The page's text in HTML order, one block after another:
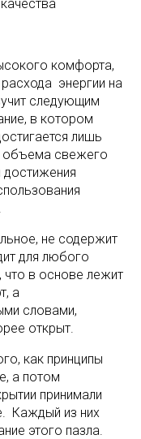
комфорта,
энергии на
следующим
в котором
лишь
объема свежего
достижения
не содержит
для любого
что в основе лежит
а
словами,
открыт.
как принципы
а потом
принимали
Каждый из них
этого пазла.